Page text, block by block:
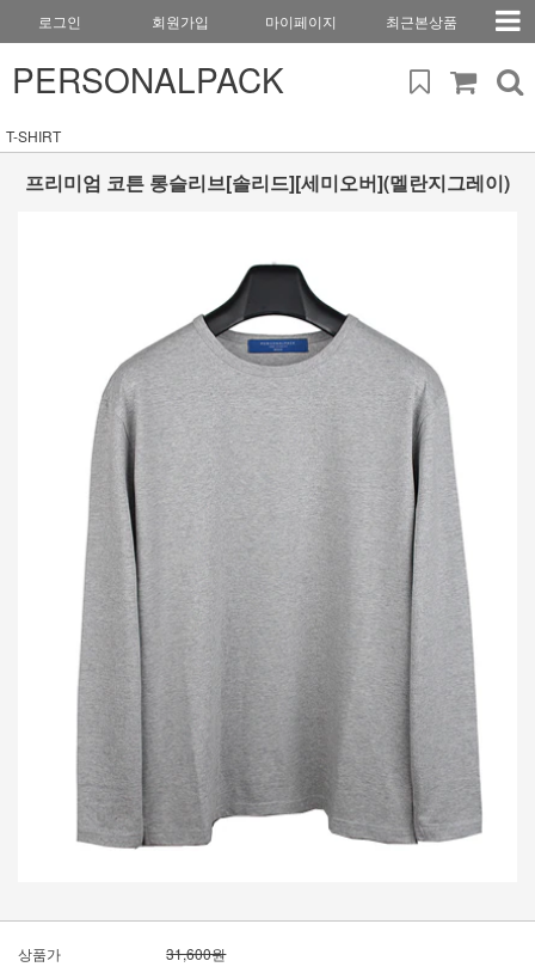
로그인 회원가입 마이페이지 최근본상품
PERSONALPACK
T-SHIRT
프리미엄 코튼 롱슬리브[솔리드][세미오버](멜란지그레이)
상품가 31,600원